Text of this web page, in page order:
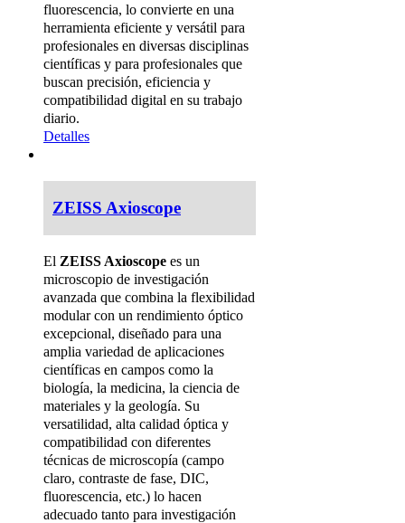
fluorescencia, lo convierte en una
herramienta eficiente y versátil para
profesionales en diversas disciplinas
científicas y para profesionales que
buscan precisión, eficiencia y
compatibilidad digital en su trabajo
diario.
Detalles
ZEISS Axioscope
El ZEISS Axioscope es un
microscopio de investigación
avanzada que combina la flexibilidad
modular con un rendimiento óptico
excepcional, diseñado para una
amplia variedad de aplicaciones
científicas en campos como la
biología, la medicina, la ciencia de
materiales y la geología. Su
versatilidad, alta calidad óptica y
compatibilidad con diferentes
técnicas de microscopía (campo
claro, contraste de fase, DIC,
fluorescencia, etc.) lo hacen
adecuado tanto para investigación